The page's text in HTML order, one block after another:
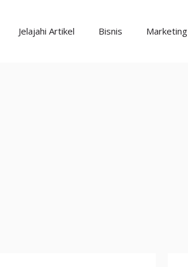
Jelajahi Artikel Bisnis Marketing